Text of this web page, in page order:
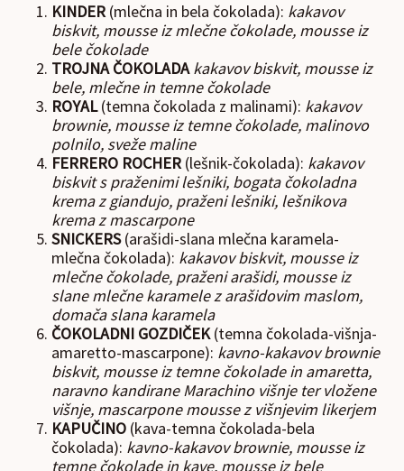
KINDER(mlečna in bela čokolada): kakavov
biskvit, mousse iz mlečne čokolade, mousse iz
bele čokolade
TROJNA ČOKOLADA kakavov biskvit, mousse iz
bele, mlečne in temne čokolade
ROYAL(temna čokolada z malinami): kakavov
brownie, mousse iz temne čokolade, malinovo
polnilo, sveže maline
FERRERO ROCHER(lešnik-čokolada): kakavov
biskvit s praženimi lešniki, bogata čokoladna
krema z giandujo, praženi lešniki, lešnikova
krema z mascarpone
SNICKERS(arašidi-slana mlečna karamela-
mlečna čokolada): kakavov biskvit, mousse iz
mlečne čokolade, praženi arašidi, mousse iz
slane mlečne karamele z arašidovim maslom,
domača slana karamela
ČOKOLADNI GOZDIČEK(temna čokolada-višnja-
amaretto-mascarpone): kavno-kakavov brownie
biskvit, mousse iz temne čokolade in amaretta,
naravno kandirane Marachino višnje ter vložene
višnje, mascarpone mousse z višnjevim likerjem
KAPUČINO (kava-temna čokolada-bela
čokolada): kavno-kakavov brownie, mousse iz
temne čokolade in kave, mousse iz bele